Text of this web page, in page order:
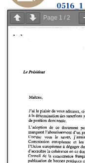
0516_1
Page 1 / 2